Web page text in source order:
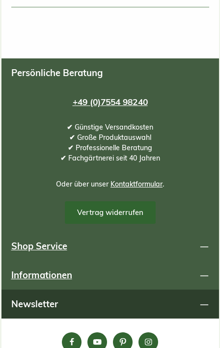
Persönliche Beratung
+49 (0)7554 98240
✔ Günstige Versandkosten
✔ Große Produktauswahl
✔ Professionelle Beratung
✔ Fachgärtnerei seit 40 Jahren
Oder über unser Kontaktformular.
Vertrag widerrufen
Shop Service
Informationen
Newsletter